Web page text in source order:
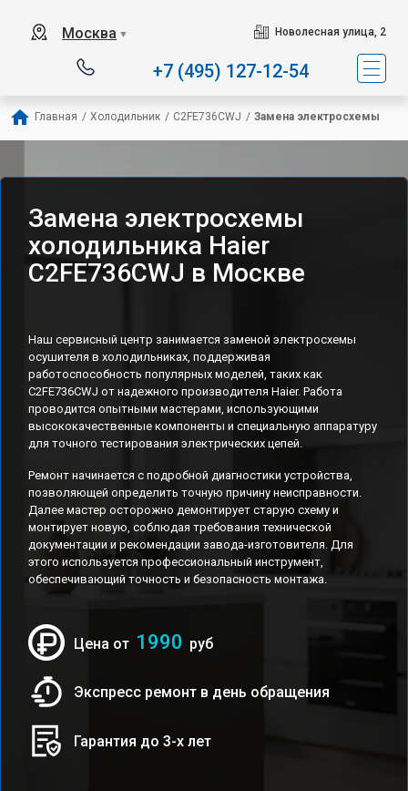
Москва ▼ Новолесная улица, 2
+7 (495) 127-12-54
Главная / Холодильник / C2FE736CWJ / Замена электросхемы
Замена электросхемы
холодильника Haier
C2FE736CWJ в Москве
Наш сервисный центр занимается заменой электросхемы
осушителя в холодильниках, поддерживая
работоспособность популярных моделей, таких как
C2FE736CWJ от надежного производителя Haier. Работа
проводится опытными мастерами, использующими
высококачественные компоненты и специальную аппаратуру
для точного тестирования электрических цепей.
Ремонт начинается с подробной диагностики устройства,
позволяющей определить точную причину неисправности.
Далее мастер осторожно демонтирует старую схему и
монтирует новую, соблюдая требования технической
документации и рекомендации завода-изготовителя. Для
этого используется профессиональный инструмент,
обеспечивающий точность и безопасность монтажа.
Цена от 1990 руб
Экспресс ремонт в день обращения
Гарантия до 3-х лет